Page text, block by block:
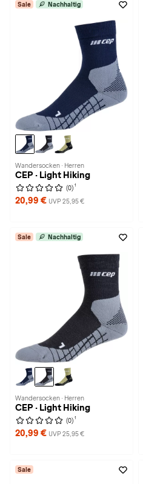
Sale Nachhaltig
Wandersocken · Herren
CEP · Light Hiking
(0) 1
20,99 € UVP 25,95 €
Sale Nachhaltig
Wandersocken · Herren
CEP · Light Hiking
(0) 1
20,99 € UVP 25,95 €
Sale